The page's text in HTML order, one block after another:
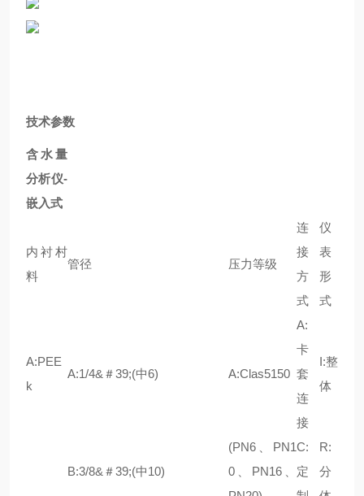
技术参数
含水量
分析仪-
嵌入式
内衬村
料
管径 压力等级
连
接
方
式
仪
表
形
式
A:PEE
k
A:1/4&＃39;(中6) A:Clas5150
A:
卡
套
连
接
I:整
体
B:3/8&＃39;(中10)
(PN6、PN1
0、PN16、
C:
定
R:
分